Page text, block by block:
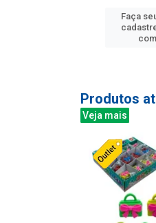
Faça
Produtos
Veja mais